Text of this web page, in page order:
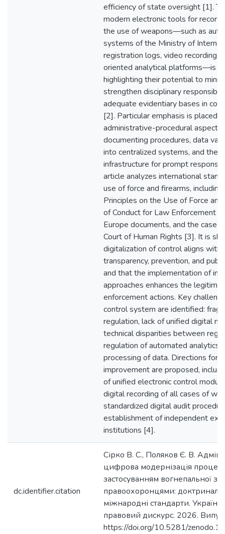
efficiency of state oversight [1].
modern electronic tools for
the use of weapons—such as
systems of the Ministry of
registration logs, video recording
oriented analytical platforms—is
highlighting their potential to
strengthen disciplinary
adequate evidentiary bases in
[2]. Particular emphasis is placed
administrative-procedural aspect
documenting procedures, data
into centralized systems, and the
infrastructure for prompt
article analyzes international
use of force and firearms,
Principles on the Use of Force
of Conduct for Law Enforcement
Europe documents, and the case
Court of Human Rights [3]. It is
digitalization of control aligns with
transparency, prevention, and
and that the implementation of
approaches enhances the
enforcement actions. Key
control system are identified:
regulation, lack of unified digital
technical disparities between
regulation of automated analytics,
processing of data. Directions for
improvement are proposed,
of unified electronic control
digital recording of all cases of
standardized digital audit
establishment of independent
institutions [4].
dc.identifier.citation
Сірко В. С., Поляков Є. В.
цифрова модернізація
застосуванням вогнепальної
правоохоронцями:
міжнародні стандарти.
правовий дискурс. 2026.
https://doi.org/10.5281/